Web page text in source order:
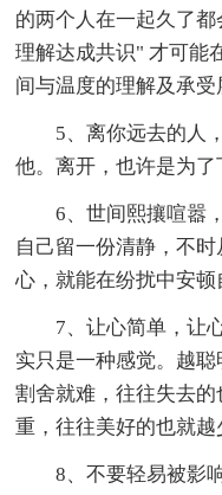
的两个人在一起久了
理解达成共识" 才可能
间与温度的理解及承受
5、离你远去的人
他。离开，也许是为了
6、世间熙攘喧嚣
自己留一份清静，不
心，就能在纷扰中安顿
7、让心简单，让
实只是一种感觉。越聪
割舍就难，往往失去
重，往往美好的也就越
8、不要轻易被影